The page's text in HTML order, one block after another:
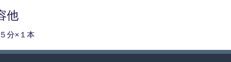
他
分×１本